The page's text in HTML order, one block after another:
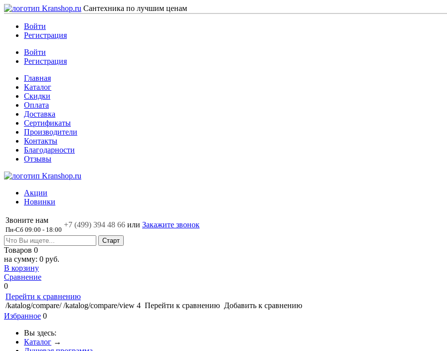
Сантехника по лучшим ценам
Войти
Регистрация
Войти
Регистрация
Главная
Каталог
Скидки
Оплата
Доставка
Сертификаты
Производители
Контакты
Благодарности
Отзывы
Акции
Новинки
Звоните нам
Пн-Сб 09:00 - 18:00
+7 (499) 394 48 66 или Закажите звонок
Товаров 0
на сумму: 0 руб.
В корзину
Сравнение
0
Перейти к сравнению
/katalog/compare/ /katalog/compare/view 4 Перейти к сравнению Добавить к сравнению
Избранное 0
Вы здесь:
Каталог →